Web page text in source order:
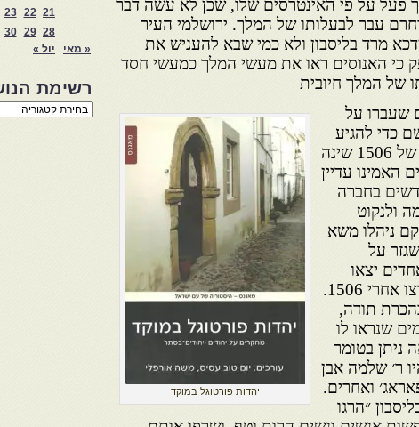
פעל על פי האינטרסים שלו, שכן לא עשה דבר
עבר לבעלותו של המלך. ירושלמי העיר
מרד בליסבון ולא כמי שבא להעניש את
כי האנוסים ראו את מעשי המלך כמעשי חסד
של המלך חיובית
יהדות פורטוגל במוקד
שעברו על
כדי להגיע
לקהילות במזרח אגן הים התיכון. הטבח של 1506 שינה
עדיין
בחברה
ולנקוט
ניהלו משא
על
יצאו
בהיתר שנתן המלך לאנוסים לצאת מארצו אחרי 1506.
תודה,
שנראו לו
ניתן בטומר
היו ר׳ שלמה אבן
ואחרים.
״הרגו
21
22
23
28
29
30
« מאי
יול »
רשימת
רשימת
הנושאים